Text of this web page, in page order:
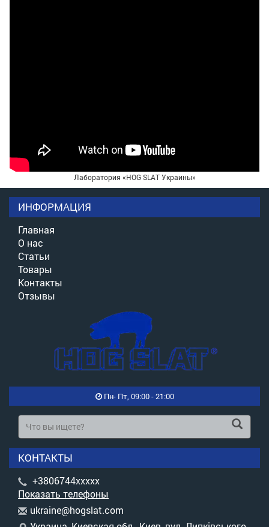
Лаборатория «HOG SLAT Украины»
ИНФОРМАЦИЯ
Главная
О нас
Статьи
Товары
Контакты
Отзывы
Пн- Пт, 09:00 - 21:00
КОНТАКТЫ
+3806744xxxxx
Показать телефоны
ukraine@hogslat.com